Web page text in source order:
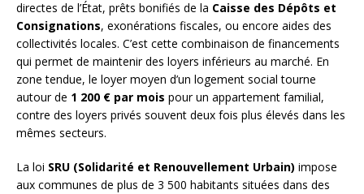
directes de l’État, prêts bonifiés de la Caisse des Dépôts et
Consignations, exonérations fiscales, ou encore aides des
collectivités locales. C’est cette combinaison de financements
qui permet de maintenir des loyers inférieurs au marché. En
zone tendue, le loyer moyen d’un logement social tourne
autour de 1 200 € par mois pour un appartement familial,
contre des loyers privés souvent deux fois plus élevés dans les
mêmes secteurs.
La loi SRU (Solidarité et Renouvellement Urbain) impose
aux communes de plus de 3 500 habitants situées dans des